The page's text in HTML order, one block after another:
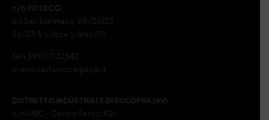
c/o POTECO
Via San Tommaso, 119/121/123
56029 S. Croce s/Arno (PI)
tel +39 0571 32542
e-mail santacroce@ssip.it
DISTRETTO INDUSTRIALE DI SOLOFRA (AV)
c/o UNIC – Centro Servizi ASI